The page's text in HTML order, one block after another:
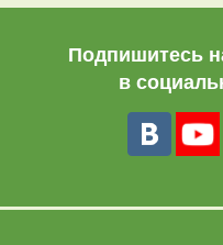
Подпишитесь
в